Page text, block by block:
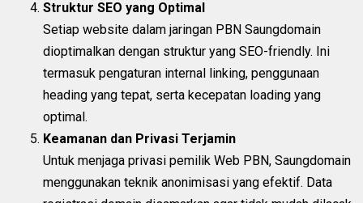
Struktur SEO yang Optimal
Setiap website dalam jaringan PBN Saungdomain
dioptimalkan dengan struktur yang SEO-friendly. Ini
termasuk pengaturan internal linking, penggunaan
heading yang tepat, serta kecepatan loading yang
optimal.
Keamanan dan Privasi Terjamin
Untuk menjaga privasi pemilik Web PBN, Saungdomain
menggunakan teknik anonimisasi yang efektif. Data